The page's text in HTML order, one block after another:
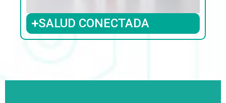
SALUD CONECTADA